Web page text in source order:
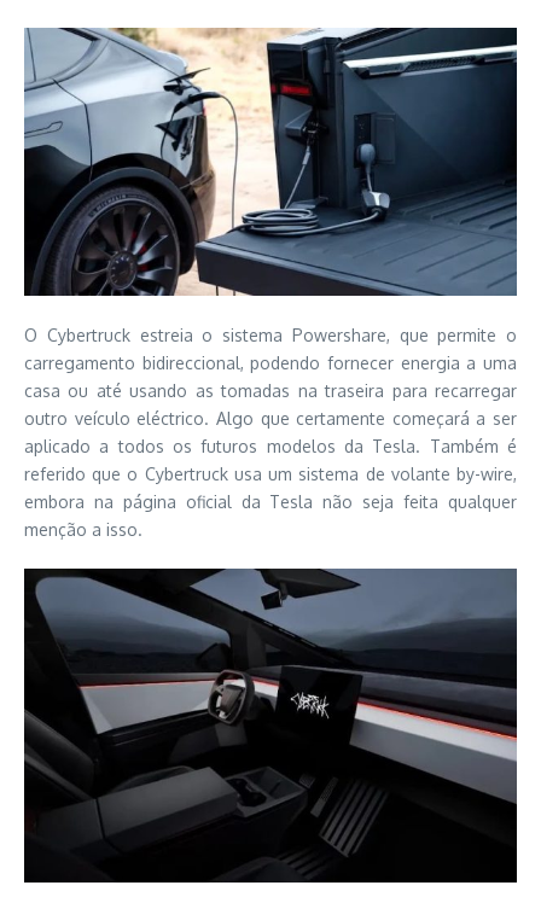
O Cybertruck estreia o sistema Powershare, que permite o
carregamento bidireccional, podendo fornecer energia a uma
casa ou até usando as tomadas na traseira para recarregar
outro veículo eléctrico. Algo que certamente começará a ser
aplicado a todos os futuros modelos da Tesla. Também é
referido que o Cybertruck usa um sistema de volante by-wire,
embora na página oficial da Tesla não seja feita qualquer
menção a isso.